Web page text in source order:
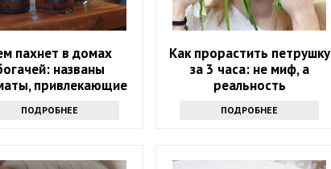
пахнет в домах
названы
привлекающие
ПОДРОБНЕЕ
Как прорастить петрушку
за 3 часа: не миф, а
реальность
ПОДРОБНЕЕ